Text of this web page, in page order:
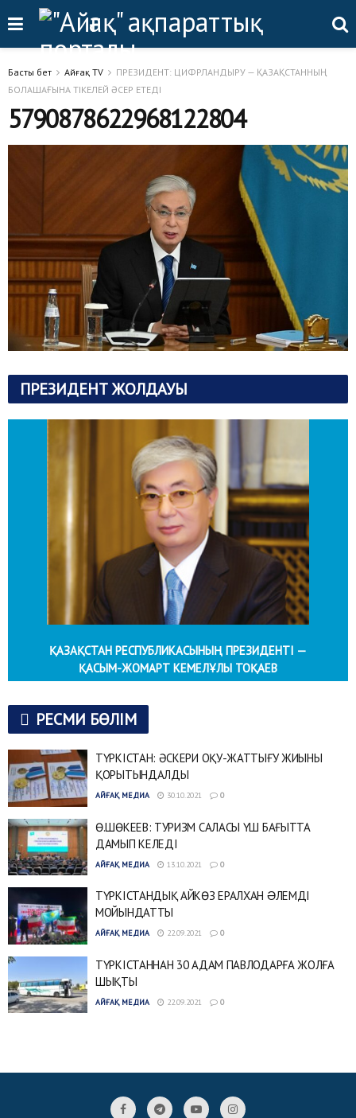
Басты бет Айғақ TV
ПРЕЗИДЕНТ: ЦИФРЛАНДЫРУ — ҚАЗАҚСТАННЫҢ
БОЛАШАҒЫНА ТІКЕЛЕЙ ӘСЕР ЕТЕДІ
5790878622968122804
ПРЕЗИДЕНТ ЖОЛДАУЫ
ҚАЗАҚСТАН РЕСПУБЛИКАСЫНЫҢ ПРЕЗИДЕНТІ —
ҚАСЫМ-ЖОМАРТ КЕМЕЛҰЛЫ ТОҚАЕВ
РЕСМИ БӨЛІМ
ТҮРКІСТАН: ӘСКЕРИ ОҚУ-ЖАТТЫҒУ ЖИЫНЫ
ҚОРЫТЫНДАЛДЫ
АЙҒАҚ МЕДИА 30.10.2021 0
Ө.ШӨКЕЕВ: ТУРИЗМ САЛАСЫ ҮШ БАҒЫТТА
ДАМЫП КЕЛЕДІ
АЙҒАҚ МЕДИА 13.10.2021 0
ТҮРКІСТАНДЫҚ АЙКӨЗ ЕРАЛХАН ƏЛЕМДІ
МОЙЫНДАТТЫ
АЙҒАҚ МЕДИА 22.09.2021 0
ТҮРКІСТАННАН 30 АДАМ ПАВЛОДАРҒА ЖОЛҒА
ШЫҚТЫ
АЙҒАҚ МЕДИА 22.09.2021 0